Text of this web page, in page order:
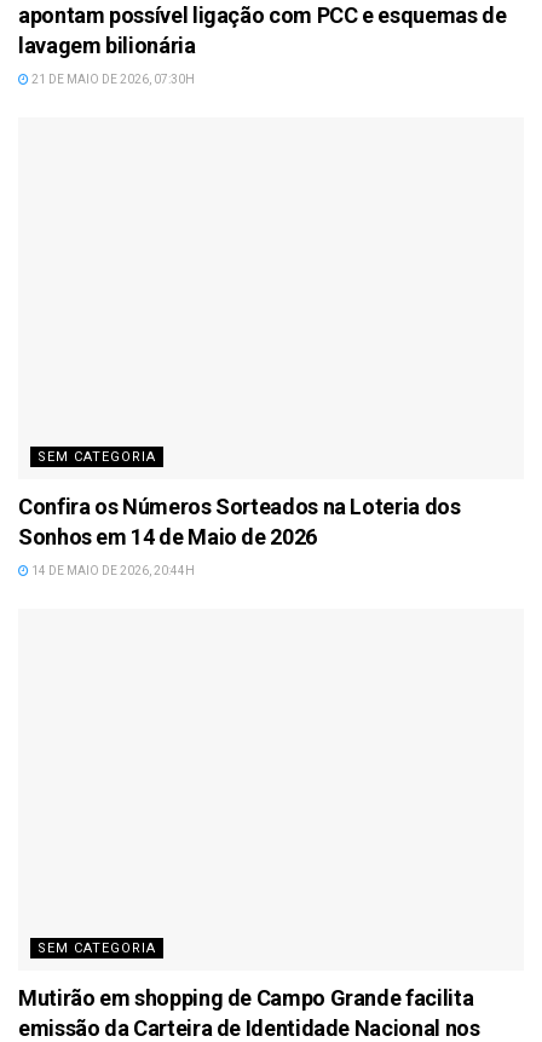
apontam possível ligação com PCC e esquemas de
lavagem bilionária
21 DE MAIO DE 2026, 07:30H
SEM CATEGORIA
Confira os Números Sorteados na Loteria dos
Sonhos em 14 de Maio de 2026
14 DE MAIO DE 2026, 20:44H
SEM CATEGORIA
Mutirão em shopping de Campo Grande facilita
emissão da Carteira de Identidade Nacional nos